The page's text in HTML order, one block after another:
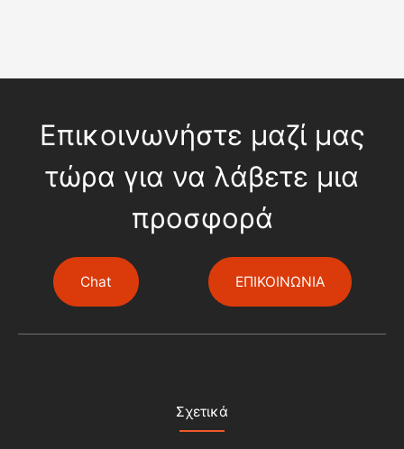
στο
2026)
Επικοινωνήστε μαζί μας
τώρα για να λάβετε μια
προσφορά
Chat ΕΠΙΚΟΙΝΩΝΙΑ
Σχετικά